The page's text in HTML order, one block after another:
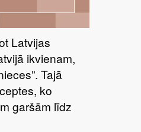
Latvijas
ikvienam,
Tajā
ko
garšām līdz